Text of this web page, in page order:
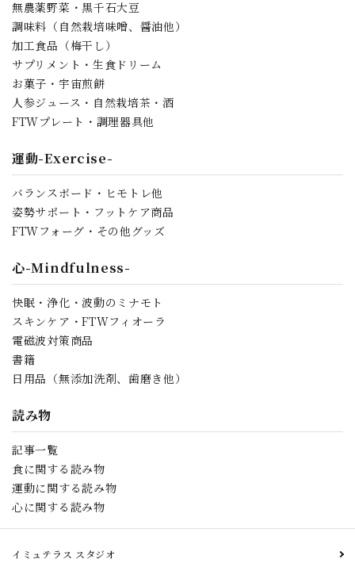
無農薬野菜・黒千石大豆
調味料（自然栽培味噌、醤油他）
加工食品（梅干し）
サプリメント・生食ドリーム
お菓子・宇宙煎餅
人参ジュース・自然栽培茶・酒
FTWプレート・調理器具他
運動-Exercise-
バランスボード・ヒモトレ他
姿勢サポート・フットケア商品
FTWフォーグ・その他グッズ
心-Mindfulness-
快眠・浄化・波動のミナモト
スキンケア・FTWフィオーラ
電磁波対策商品
書籍
日用品（無添加洗剤、歯磨き他）
読み物
記事一覧
食に関する読み物
運動に関する読み物
心に関する読み物
イミュテラス スタジオ